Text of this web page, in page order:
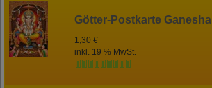
Götter-Postkarte Ganesha
1,30 €
inkl. 19 % MwSt.